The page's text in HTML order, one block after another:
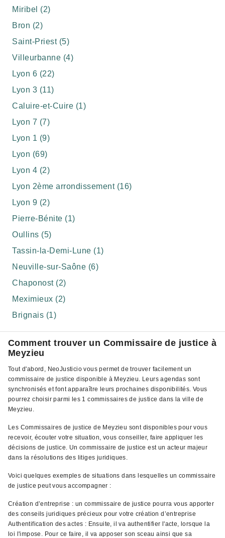
Miribel (2)
Bron (2)
Saint-Priest (5)
Villeurbanne (4)
Lyon 6 (22)
Lyon 3 (11)
Caluire-et-Cuire (1)
Lyon 7 (7)
Lyon 1 (9)
Lyon (69)
Lyon 4 (2)
Lyon 2ème arrondissement (16)
Lyon 9 (2)
Pierre-Bénite (1)
Oullins (5)
Tassin-la-Demi-Lune (1)
Neuville-sur-Saône (6)
Chaponost (2)
Meximieux (2)
Brignais (1)
Comment trouver un Commissaire de justice à
Meyzieu
Tout d'abord, NeoJusticio vous permet de trouver facilement un
commissaire de justice disponible à Meyzieu. Leurs agendas sont
synchronisés et font apparaître leurs prochaines disponibilités. Vous
pourrez choisir parmi les 1 commissaires de justice dans la ville de
Meyzieu.
Les Commissaires de justice de Meyzieu sont disponibles pour vous
recevoir, écouter votre situation, vous conseiller, faire appliquer les
décisions de justice. Un commissaire de justice est un acteur majeur
dans la résolutions des litiges juridiques.
Voici quelques exemples de situations dans lesquelles un commissaire
de justice peut vous accompagner :
Création d’entreprise : un commissaire de justice pourra vous apporter
des conseils juridiques précieux pour votre création d’entreprise
Authentification des actes : Ensuite, il va authentifier l'acte, lorsque la
loi l'impose. Pour ce faire, il va apposer son sceau ainsi que sa